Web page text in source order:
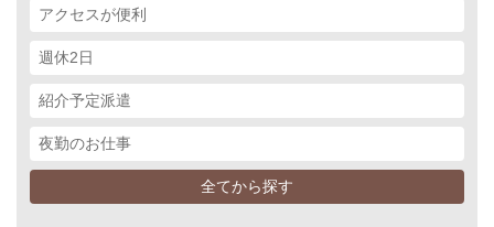
アクセスが便利
週休2日
紹介予定派遣
夜勤のお仕事
全てから探す